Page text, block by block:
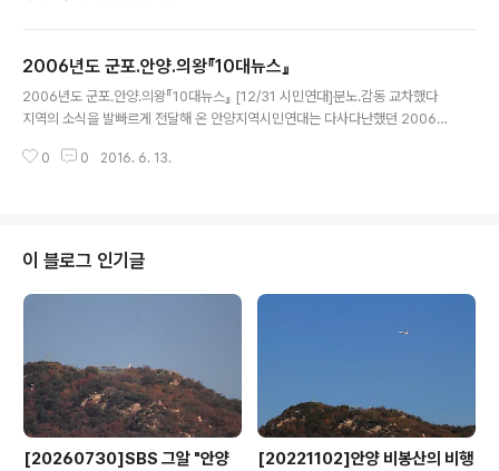
장이 민선 6대 안양시장에 당선된 안양에 있어서는 최고의 화제 거리였다. 올해
의 뉴스는 안양지역시민연대와 안양시민신문이 공동으로 선정했다. 주요뉴스
선정과정은 안양지역시민연대 홈페이지와 전자팩스신문 및 안양시민신문이 보
2006년도 군포.안양.의왕『10대뉴스』
2006년도 군포.안양.의왕『10대뉴스』 [12/31 시민연대]분노.감동 교차했다
지역의 소식을 발빠르게 전달해 온 안양지역시민연대는 다사다난했던 2006년
포.안양.의왕지역의 한해를 뜨겁게 달구었던 주요 사건과 뉴스들을 중심으로 『1
에 분노 ▲안양권 전역 뉴타운 열풍에 들썩 ▲ 과천.안양.의왕일대 불…불…불
화재 ▲안양시, 공무원노조 사무실 폐쇄 '마찰' ▲안양9동 버스 가스충전소 반
대 주민 사망까지 ▲안양 랜드마..
0 0 2016. 6. 13.
이 블로그 인기글
[20260730]SBS 그알 "안양
[20221102]안양 비봉산의 비행